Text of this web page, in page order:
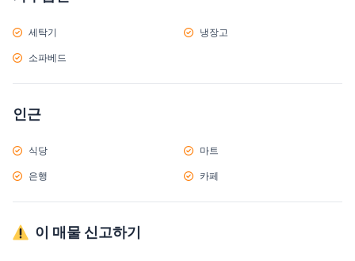
세탁기 냉장고
소파베드
인근
식당 마트
은행 카페
이 매물 신고하기